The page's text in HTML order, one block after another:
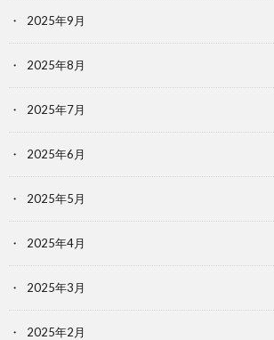
2025年9月
2025年8月
2025年7月
2025年6月
2025年5月
2025年4月
2025年3月
2025年2月